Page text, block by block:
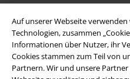
Auf unserer Webseite
Technologien, zusammen
Informationen über Nutzer, ihr
Cookies stammen zum Teil von
Partnern. Wir und unsere